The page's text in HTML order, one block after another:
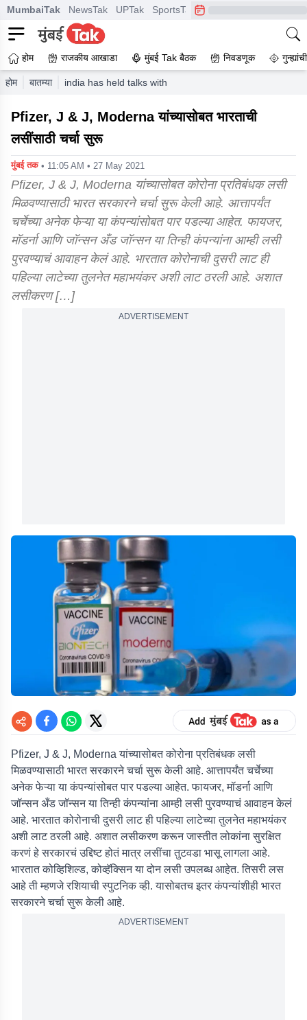
MumbaiTak NewsTak UPTak SportsTak CrimeTak
होम राजकीय आखाडा मुंबई Tak बैठक निवडणूक
होम बातम्या india has held talks with pfizer jj moderna for covid 19
Pfizer, J & J, Moderna यांच्यासोबत भारताची
लसींसाठी चर्चा सुरू
मुंबई तक • 11:05 AM • 27 May 2021
Pfizer, J & J, Moderna यांच्यासोबत कोरोना प्रतिबंधक लसी
मिळवण्यासाठी भारत सरकारने चर्चा सुरू केली आहे. आत्तापर्यंत
चर्चेच्या अनेक फेऱ्या या कंपन्यांसोबत पार पडल्या आहेत. फायजर,
मॉडर्ना आणि जॉन्सन अँड जॉन्सन या तिन्ही कंपन्यांना आम्ही लसी
पुरवण्याचं आवाहन केलं आहे. भारतात कोरोनाची दुसरी लाट ही
पहिल्या लाटेच्या तुलनेत महाभयंकर अशी लाट ठरली आहे. अशात
लसीकरण […]
ADVERTISEMENT
Pfizer, J & J, Moderna यांच्यासोबत कोरोना प्रतिबंधक लसी
मिळवण्यासाठी भारत सरकारने चर्चा सुरू केली आहे. आत्तापर्यंत चर्चेच्या
अनेक फेऱ्या या कंपन्यांसोबत पार पडल्या आहेत. फायजर, मॉडर्ना आणि
जॉन्सन अँड जॉन्सन या तिन्ही कंपन्यांना आम्ही लसी पुरवण्याचं आवाहन केलं
आहे. भारतात कोरोनाची दुसरी लाट ही पहिल्या लाटेच्या तुलनेत महाभयंकर
अशी लाट ठरली आहे. अशात लसीकरण करून जास्तीत लोकांना सुरक्षित
करणं हे सरकारचं उद्दिष्ट होतं मात्र लसींचा तुटवडा भासू लागला आहे.
भारतात कोव्हिशिल्ड, कोव्हॅक्सिन या दोन लसी उपलब्ध आहेत. तिसरी लस
आहे ती म्हणजे रशियाची स्पुटनिक व्ही. यासोबतच इतर कंपन्यांशीही भारत
सरकारने चर्चा सुरू केली आहे.
ADVERTISEMENT